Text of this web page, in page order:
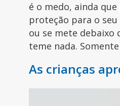
é o medo, ainda
proteção para o
ou se mete debaixo
teme nada.
As crianças